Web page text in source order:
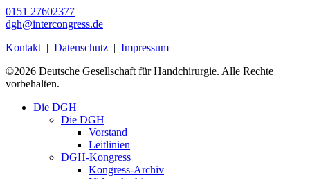
0151 27602377
dgh@intercongress.de
Kontakt | Datenschutz | Impressum
©2026 Deutsche Gesellschaft für Handchirurgie. Alle Rechte
vorbehalten.
Close
Die DGH
Die DGH
Vorstand
Leitlinien
DGH-Kongress
Kongress-Archiv